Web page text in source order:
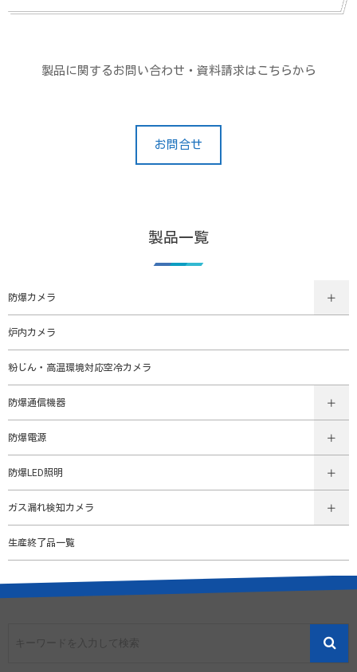
製品に関するお問い合わせ・資料請求はこちらから
お問合せ
製品一覧
防爆カメラ
炉内カメラ
粉じん・高温環境対応空冷カメラ
防爆通信機器
防爆電源
防爆LED照明
ガス漏れ検知カメラ
生産終了品一覧